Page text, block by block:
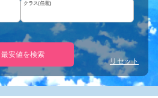
クラス(任意)
最安値を検索
リセット